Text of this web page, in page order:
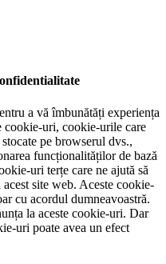
a vă îmbunătăți experiența
cookie-uri, cookie-urile care
pe browserul dvs.,
funcționalităților de bază
uri terțe care ne ajută să
site web. Aceste cookie-
cu acordul dumneavoastră.
la aceste cookie-uri. Dar
uri poate avea un efect